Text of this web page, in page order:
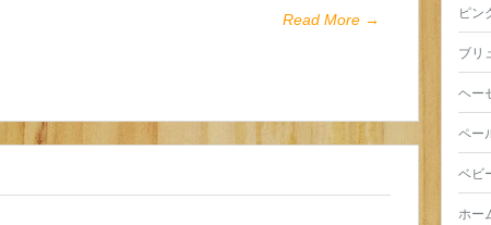
Read More → ピン
ブリ
ヘー
ペー
ベビ
ホー